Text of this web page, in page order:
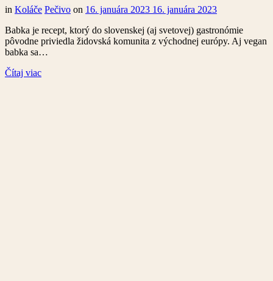
in Koláče Pečivo on 16. januára 2023 16. januára 2023
Babka je recept, ktorý do slovenskej (aj svetovej) gastronómie
pôvodne priviedla židovská komunita z východnej európy. Aj vegan
babka sa…
Čítaj viac